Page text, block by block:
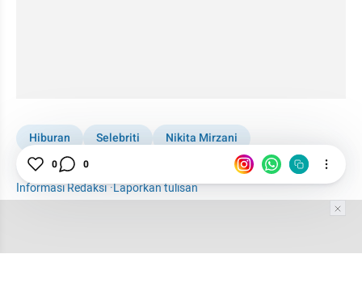
Hiburan Selebriti
Nikita Mirzani
Nikita Mirzani Terjerat UU ITE
UU ITE
Informasi Redaksi·Laporkan tulisan
0 0